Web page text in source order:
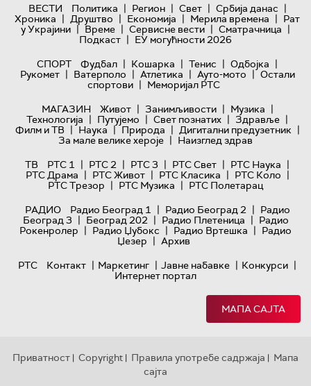
ВЕСТИ Политика | Регион | Свет | Србија данас |
Хроника | Друштво | Економија | Мерила времена | Рат
у Украјини | Време | Сервисне вести | Сматрачница |
Подкаст | ЕУ могућности 2026
СПОРТ
Фудбал | Кошарка | Тенис | Одбојка |
Рукомет | Ватерполо | Атлетика | Ауто-мото | Остали
спортови | Меморијал РТС
МАГАЗИН
Живот | Занимљивости | Музика |
Технологијa | Путујемо | Свет познатих | Здравље |
Филм и ТВ | Наука | Природа | Дигитални предузетник |
За мале велике хероје | Наизглед здрав
ТВ
РТС 1 | РТС 2 | РТС 3 | РТС Свет | РТС Наука |
РТС Драма | РТС Живот | РТС Класика | РТС Коло |
РТС Трезор | РТС Музика | РТС Полетарац
РАДИО
Радио Београд 1 | Радио Београд 2 | Радио
Београд 3 | Београд 202 | Радио Плетеница | Радио
Рокенролер | Радио Џубокс | Радио Вртешка | Радио
Џезер | Архив
РТС
Контакт | Маркетинг | Јавне набавке | Конкурси |
Интернет портал
МАПА САЈТА
Приватност | Copyright | Правила употребе садржаја | Мапа
сајта